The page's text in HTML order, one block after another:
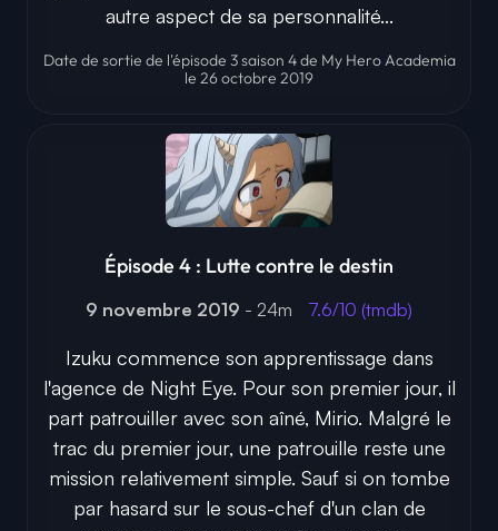
autre aspect de sa personnalité...
Date de sortie de l'épisode 3 saison 4 de My Hero Academia
le 26 octobre 2019
Épisode 4 : Lutte contre le destin
9 novembre 2019 - 24m 7.6/10 (tmdb)
Izuku commence son apprentissage dans
l'agence de Night Eye. Pour son premier jour, il
part patrouiller avec son aîné, Mirio. Malgré le
trac du premier jour, une patrouille reste une
mission relativement simple. Sauf si on tombe
par hasard sur le sous-chef d'un clan de